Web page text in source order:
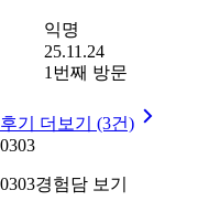
익명
25.11.24
1번째 방문
후기 더보기 (3건)
0303
0303경험담 보기